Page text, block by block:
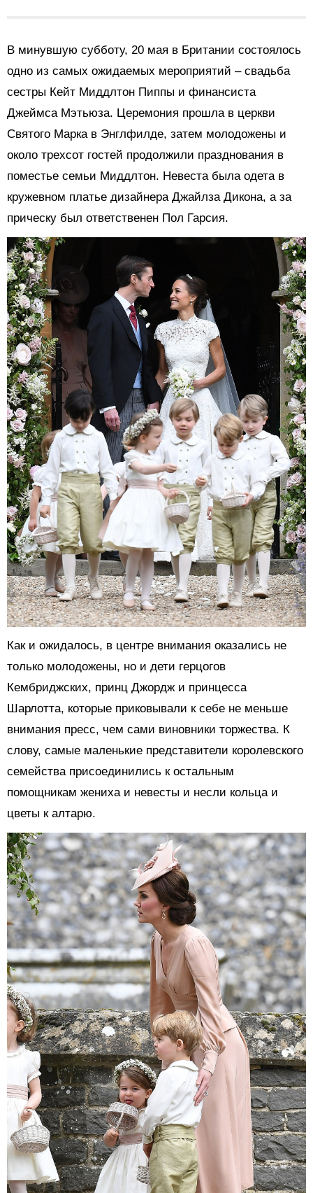
В минувшую субботу, 20 мая в Британии состоялось
одно из самых ожидаемых мероприятий – свадьба
сестры Кейт Миддлтон Пиппы и финансиста
Джеймса Мэтьюза. Церемония прошла в церкви
Святого Марка в Энглфилде, затем молодожены и
около трехсот гостей продолжили празднования в
поместье семьи Миддлтон. Невеста была одета в
кружевном платье дизайнера Джайлза Дикона, а за
прическу был ответственен Пол Гарсия.
Как и ожидалось, в центре внимания оказались не
только молодожены, но и дети герцогов
Кембриджских, принц Джордж и принцесса
Шарлотта, которые приковывали к себе не меньше
внимания пресс, чем сами виновники торжества. К
слову, самые маленькие представители королевского
семейства присоединились к остальным
помощникам жениха и невесты и несли кольца и
цветы к алтарю.